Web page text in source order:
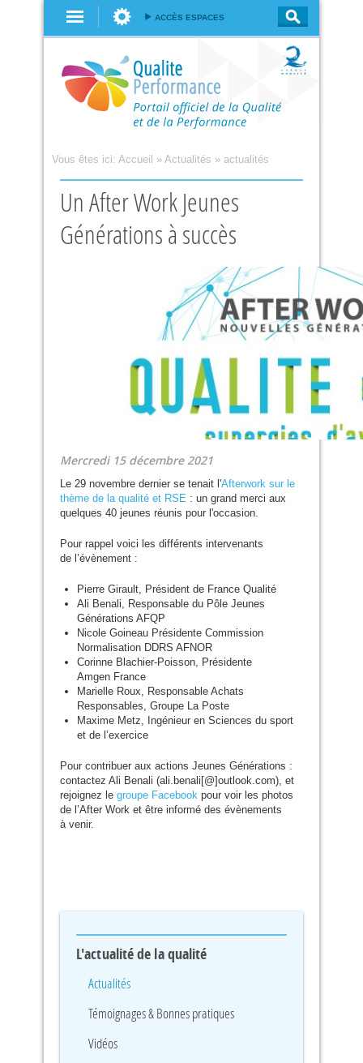
ACCÈS ESPACES
Vous êtes ici: Accueil » Actualités » actualités
Un After Work Jeunes
Générations à succès
Mercredi 15 décembre 2021
Le 29 novembre dernier se tenait l'Afterwork sur le
thème de la qualité et RSE : un grand merci aux
quelques 40 jeunes réunis pour l'occasion.
Pour rappel voici les différents intervenants
de l’évènement :
Pierre Girault, Président de France Qualité
Ali Benali, Responsable du Pôle Jeunes
Générations AFQP
Nicole Goineau Présidente Commission
Normalisation DDRS AFNOR
Corinne Blachier-Poisson, Présidente
Amgen France
Marielle Roux, Responsable Achats
Responsables, Groupe La Poste
Maxime Metz, Ingénieur en Sciences du sport
et de l’exercice
Pour contribuer aux actions Jeunes Générations :
contactez Ali Benali (ali.benali[@]outlook.com), et
rejoignez le groupe Facebook pour voir les photos
de l’After Work et être informé des évènements
à venir.
L'actualité de la qualité
Actualités
Témoignages & Bonnes pratiques
Vidéos